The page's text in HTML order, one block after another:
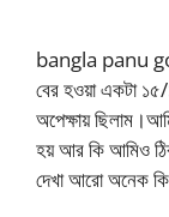
bangla panu
বের হওয়া একটা
অপেক্ষায়
হয় আর কি আমিও
দেখা আরো অনেক